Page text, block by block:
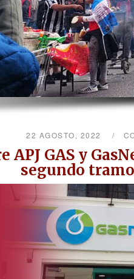
22 AGOSTO, 2022
APJ GAS y
segundo